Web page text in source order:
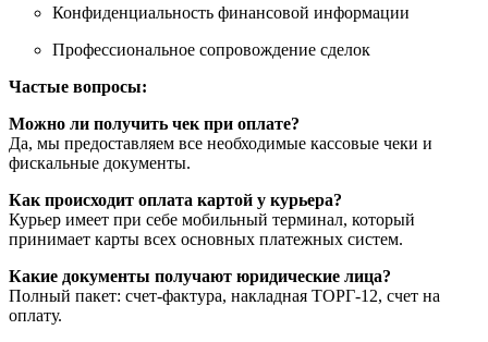
Конфиденциальность финансовой информации
Профессиональное сопровождение сделок
Частые вопросы:
Можно ли получить чек при оплате?
Да, мы предоставляем все необходимые кассовые чеки и
фискальные документы.
Как происходит оплата картой у курьера?
Курьер имеет при себе мобильный терминал, который
принимает карты всех основных платежных систем.
Какие документы получают юридические лица?
Полный пакет: счет-фактура, накладная ТОРГ-12, счет на
оплату.